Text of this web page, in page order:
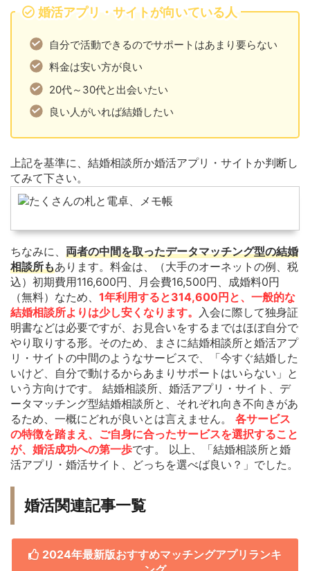
婚活アプリ・サイトが向いている人
自分で活動できるのでサポートはあまり要らない
料金は安い方が良い
20代～30代と出会いたい
良い人がいれば結婚したい
上記を基準に、結婚相談所か婚活アプリ・サイトか判断し
てみて下さい。
ちなみに、 両者の中間を取ったデータマッチング型の結婚
相談所もあります。料金は、（大手のオーネットの例、税
込）初期費用116,600円、月会費16,500円、成婚料0円
（無料）なため、 1年利用すると314,600円と、一般的な
結婚相談所よりは少し安くなります。 入会に際して独身証
明書などは必要ですが、お見合いをするまではほぼ自分で
やり取りする形。そのため、まさに結婚相談所と婚活アプ
リ・サイトの中間のようなサービスで、「今すぐ結婚した
いけど、自分で動けるからあまりサポートはいらない」と
いう方向けです。 結婚相談所、婚活アプリ・サイト、デ
ータマッチング型結婚相談所と、それぞれ向き不向きがあ
るため、一概にどれが良いとは言えません。 各サービス
の特徴を踏まえ、ご自身に合ったサービスを選択すること
が、婚活成功への第一歩です。 以上、「結婚相談所と婚
活アプリ・婚活サイト、どっちを選べば良い？」でした。
婚活関連記事一覧
2024年最新版おすすめマッチングアプリランキ